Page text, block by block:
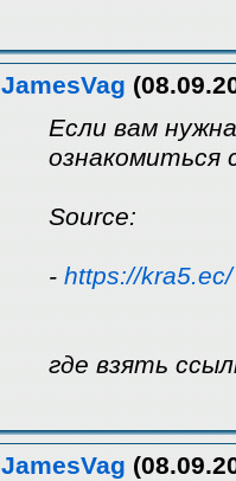
JamesVag
Если вам
ознакомиться
Source:
- https://kra5.ec/
где взять
JamesVag